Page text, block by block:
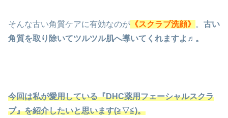
そんな古い角質ケアに有効なのが 《スクラブ洗顔》 。 古い
角質を取り除いてツルツル肌へ導いてくれますよ♬。
今回は私が愛用している『DHC薬用フェーシャルスクラ
ブ』を紹介したいと思います(≧▽≦)。